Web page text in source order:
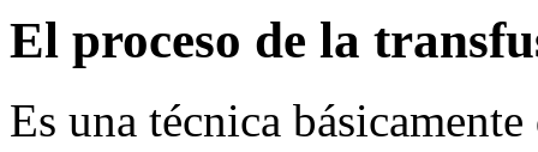
El proceso de la
Es una técnica